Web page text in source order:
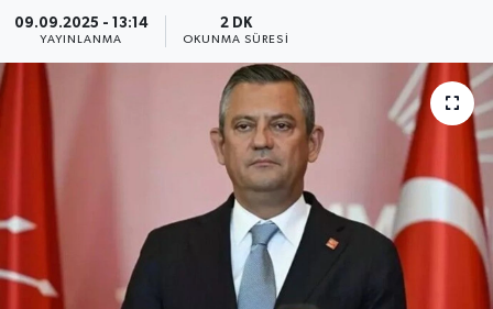
09.09.2025 - 13:14
YAYINLANMA
2 DK
OKUNMA SÜRESI